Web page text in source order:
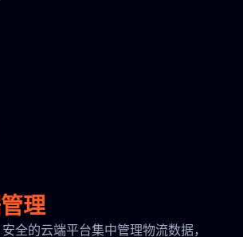
理
安全的云端平台集中管理物流数据，